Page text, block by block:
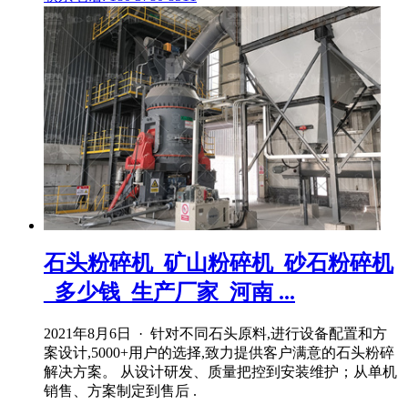
石头粉碎机_矿山粉碎机_砂石粉碎机
_多少钱_生产厂家_河南 ...
2021年8月6日 · 针对不同石头原料,进行设备配置和方
案设计,5000+用户的选择,致力提供客户满意的石头粉碎
解决方案。 从设计研发、质量把控到安装维护；从单机
销售、方案制定到售后 .